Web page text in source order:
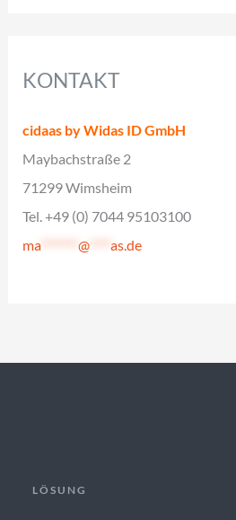
KONTAKT
cidaas by Widas ID GmbH
Maybachstraße 2
71299 Wimsheim
Tel. +49 (0) 7044 95103100
ma*******@ ****as.de
LÖSUNG